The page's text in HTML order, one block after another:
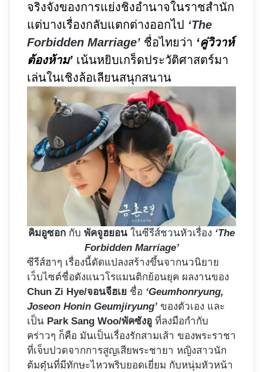
จริงจังของการแย่งชิงอำนาจในราชสำนัก
แต่บางเรื่องกลับแตกต่างออกไป ‘The
Forbidden Marriage’ ชื่อไทยว่า ‘คู่วิวาห์
ต้องห้าม’ เน้นหยิบเกร็ดประวัติศาสตร์มา
เล่นในเชิงล้อเลียนสนุกสนาน
คิมอูซอก กับ พัคจูฮยอน ในซีรีส์ชวนหัวเรื่อง ‘The
Forbidden Marriage’
ซีรีส์ฮาๆ เรื่องนี้ดัดแปลงสร้างขึ้นจากนวนิยาย
เว็บไซต์ชื่อดังแนวโรแมนติกย้อนยุค ผลงานของ
Chun Zi Hye/จอนจีฮเย ชื่อ ‘Geumhonryung,
Joseon Honin Geumjiryung’ ของตัวเอง และ
เป็น Park Sang Woo/พัคซังอู ที่ลงมือกำกับ
คร่าวๆ ก็คือ มันเป็นเรื่องรักสามเส้า ของพระราชา
ที่เจ็บปวดจากการสูญเสียพระชายา หญิงสาวนัก
ต้มตุ๋นที่มีทักษะไหวพริบยอดเยี่ยม กับหนุ่มหัวหน้า